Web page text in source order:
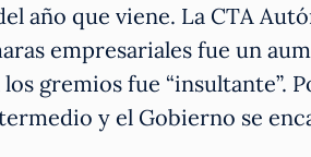
año que viene. La CTA
empresariales fue un
gremios fue “insultante”.
y el Gobierno se